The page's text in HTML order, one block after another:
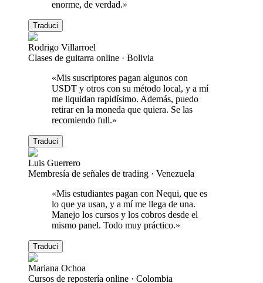
enorme, de verdad.»
Traduci
Rodrigo Villarroel
Clases de guitarra online · Bolivia
«Mis suscriptores pagan algunos con
USDT y otros con su método local, y a mí
me liquidan rapidísimo. Además, puedo
retirar en la moneda que quiera. Se las
recomiendo full.»
Traduci
Luis Guerrero
Membresía de señales de trading · Venezuela
«Mis estudiantes pagan con Nequi, que es
lo que ya usan, y a mí me llega de una.
Manejo los cursos y los cobros desde el
mismo panel. Todo muy práctico.»
Traduci
Mariana Ochoa
Cursos de repostería online · Colombia